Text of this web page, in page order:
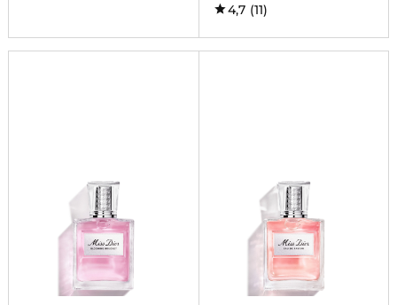
4,7 (11)